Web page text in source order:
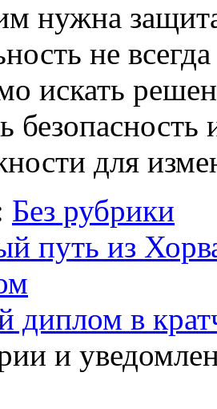
нужна
не
искать
для
Без рубрики
путь из
диплом в
и